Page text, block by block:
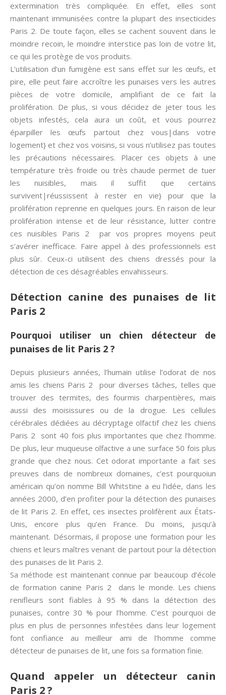
extermination très compliquée. En effet, elles sont
maintenant immunisées contre la plupart des insecticides
Paris 2. De toute façon, elles se cachent souvent dans le
moindre recoin, le moindre interstice pas loin de votre lit,
ce qui les protège de vos produits.
L’utilisation d’un fumigène est sans effet sur les œufs, et
pire, elle peut faire accroître les punaises vers les autres
pièces de votre domicile, amplifiant de ce fait la
prolifération. De plus, si vous décidez de jeter tous les
objets infestés, cela aura un coût, et vous pourrez
éparpiller les œufs partout chez vous|dans votre
logement} et chez vos voisins, si vous n’utilisez pas toutes
les précautions nécessaires. Placer ces objets à une
température très froide ou très chaude permet de tuer
les nuisibles, mais il suffit que certains
survivent|réussissent à rester en vie} pour que la
prolifération reprenne en quelques jours. En raison de leur
prolifération intense et de leur résistance, lutter contre
ces nuisibles Paris 2 par vos propres moyens peut
s’avérer inefficace. Faire appel à des professionnels est
plus sûr. Ceux-ci utilisent des chiens dressés pour la
détection de ces désagréables envahisseurs.
Détection canine des punaises de lit
Paris 2
Pourquoi utiliser un chien détecteur de
punaises de lit Paris 2 ?
Depuis plusieurs années, l’humain utilise l’odorat de nos
amis les chiens Paris 2 pour diverses tâches, telles que
trouver des termites, des fourmis charpentières, mais
aussi des moisissures ou de la drogue. Les cellules
cérébrales dédiées au décryptage olfactif chez les chiens
Paris 2 sont 40 fois plus importantes que chez l’homme.
De plus, leur muqueuse olfactive a une surface 50 fois plus
grande que chez nous. Cet odorat importante a fait ses
preuves dans de nombreux domaines, c’est pourquoiun
américain qu’on nomme Bill Whitstine a eu l’idée, dans les
années 2000, d’en profiter pour la détection des punaises
de lit Paris 2. En effet, ces insectes prolifèrent aux États-
Unis, encore plus qu’en France. Du moins, jusqu’à
maintenant. Désormais, il propose une formation pour les
chiens et leurs maîtres venant de partout pour la détection
des punaises de lit Paris 2.
Sa méthode est maintenant connue par beaucoup d’école
de formation canine Paris 2 dans le monde. Les chiens
renifleurs sont fiables à 95 % dans la détection des
punaises, contre 30 % pour l’homme. C’est pourquoi de
plus en plus de personnes infestées dans leur logement
font confiance au meilleur ami de l’homme comme
détecteur de punaises de lit, une fois sa formation finie.
Quand appeler un détecteur canin
Paris 2 ?